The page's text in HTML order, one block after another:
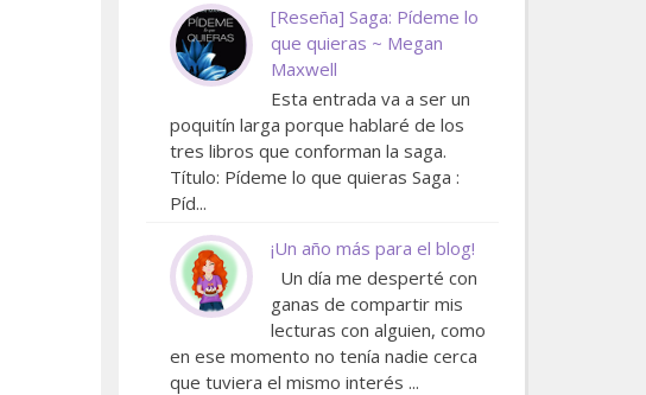
[Reseña] Saga: Pídeme lo
que quieras ~ Megan
Maxwell
Esta entrada va a ser un
poquitín larga porque hablaré de los
tres libros que conforman la saga.
Título: Pídeme lo que quieras Saga :
Píd...
¡Un año más para el blog!
Un día me desperté con
ganas de compartir mis
lecturas con alguien, como
en ese momento no tenía nadie cerca
que tuviera el mismo interés ...